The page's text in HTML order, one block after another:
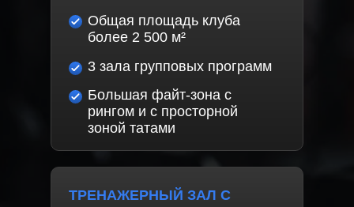
Общая площадь клуба
более 2 500 м²
3 зала групповых программ
ТРЕНАЖЕРНЫЙ ЗАЛ С
Большая файт-зона с
рингом и с просторной
зоной татами